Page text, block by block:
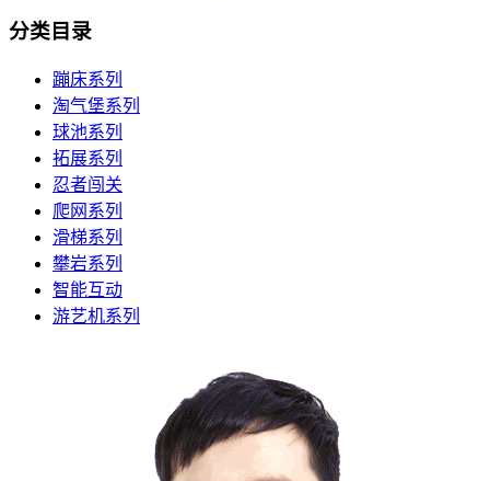
分类目录
蹦床系列
淘气堡系列
球池系列
拓展系列
忍者闯关
爬网系列
滑梯系列
攀岩系列
智能互动
游艺机系列